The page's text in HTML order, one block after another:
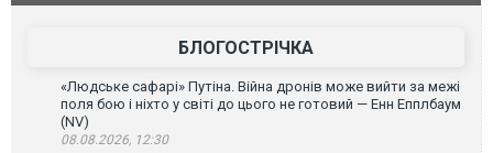
БЛОГОСТРІЧКА
«Людське сафарі» Путіна. Війна дронів може вийти за межі
поля бою і ніхто у світі до цього не готовий — Енн Епплбаум
(NV)
08.08.2026, 12:30